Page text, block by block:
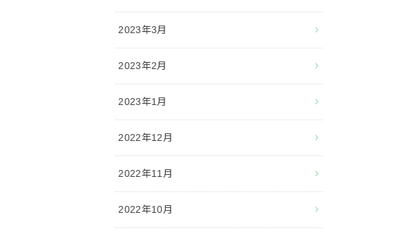
2023年3月
2023年2月
2023年1月
2022年12月
2022年11月
2022年10月